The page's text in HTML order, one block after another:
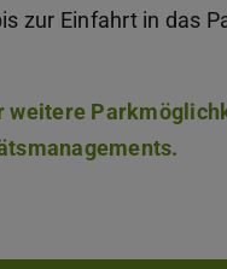
zur Einfahrt in das
weitere